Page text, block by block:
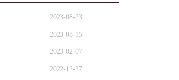
2023-08-23
2023-08-15
2023-02-07
2022-12-27